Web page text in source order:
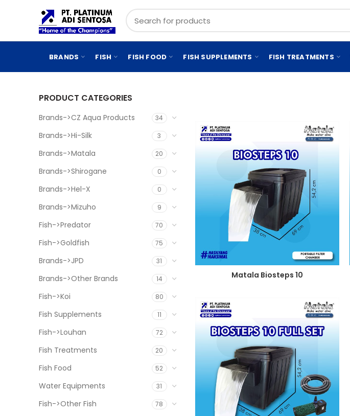
BRANDS FISH FISH FOOD FISH SUPPLEMENTS FISH TREATMENTS
PRODUCT CATEGORIES
Brands->CZ Aqua Products 34
Brands->Hi-Silk 3
Brands->Matala 20
Brands->Shirogane 0
Brands->Hel-X 0
Brands->Mizuho 9
Fish->Predator 70
Fish->Goldfish 75
Brands->JPD 31
Brands->Other Brands 14
Fish->Koi 80
Fish Supplements 11
Fish->Louhan 72
Fish Treatments 20
Fish Food 52
Water Equipments 31
Fish->Other Fish 78
Matala Biosteps 10